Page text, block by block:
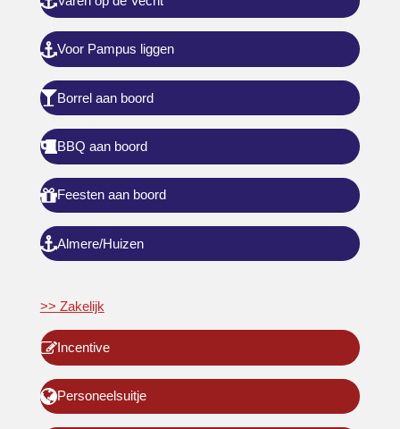
Voor Pampus liggen
Borrel aan boord
BBQ aan boord
Feesten aan boord
Almere/Huizen
>> Zakelijk
Incentive
Personeelsuitje